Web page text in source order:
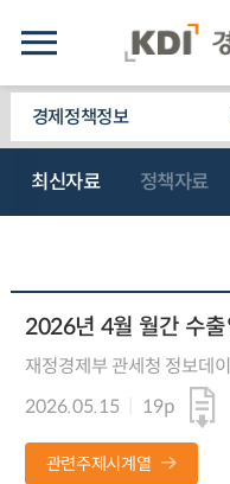
경제정책정보
최신자료 정책자료
2026년 4월 월간 수
재정경제부 관세청 정보데
2026.05.15
19p
관련주제시계열